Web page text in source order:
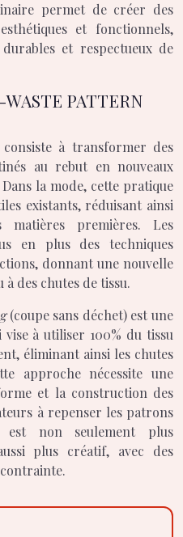
permet de créer des
et fonctionnels,
et respectueux de
PATTERN
consiste à transformer des
au rebut en nouveaux
la mode, cette pratique
existants, réduisant ainsi
matières premières. Les
en plus des techniques
donnant une nouvelle
à des chutes de tissu.
(coupe sans déchet) est une
à utiliser 100% du tissu
éliminant ainsi les chutes
approche nécessite une
et la construction des
à repenser les patrons
non seulement plus
plus créatif, avec des